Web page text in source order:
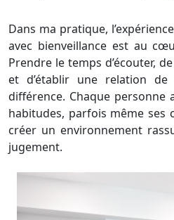
Dans ma pratique,
avec bienveillance est au
Prendre le temps d’écouter,
et d’établir une relation
différence. Chaque personne
habitudes, parfois même ses
créer un environnement
jugement.